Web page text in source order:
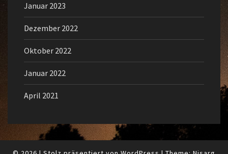
Januar 2023
Dezember 2022
Oktober 2022
Januar 2022
April 2021